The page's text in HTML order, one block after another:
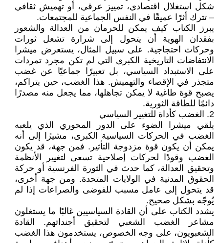
شكل استغلال اقتصادي، تمييز عرقي، أو تهميش ثقافي
– تترك أثرًا عميقًا في النفس الجماعية للمجتمعات.
يبرز الكتاب كيف يمكن للحرمان من العدالة والشعور
بفقدان الهوية أن يتحول إلى شرارة تشعل ثورات
وحركات احتجاجية. على سبيل المثال، يستعرض ميشرا
الانتفاضات التاريخية الكبرى التي لم تكن مجرد تمردات
على الاستبداد السياسي، بل تعبيرًا جماعيًا عن غضب
متجذر في الإقصاء والتهميش. هذا الغضب، حين يتراكم،
يصبح قوة طاغية لا يمكن تجاهلها، مما يجعل منه مصدرًا
دائمًا للطاقة الثورية.
2. الغضب كأداة للتغيير السياسي
يلقي ميشرا الضوء على الدور المحوري الذي يلعبه
الغضب في الحركات السياسية الكبرى، مشيرًا إلى أنه
يمكن أن يكون قوة مزدوجة التأثير. فمن جهة، قد يكون
الغضب وقودًا لحركات إصلاحية تسعى لتغيير الأنظمة
وتحقيق العدالة، كما حدث في الثورة الفرنسية أو حركة
الحقوق المدنية في الولايات المتحدة. ومن جهة أخرى،
قد يتحول إلى عامل مسبب للفوضى والصراعات إذا لم
يُوجّه بشكل صحيح.
يشدد الكتاب على أن القادة السياسيين غالبًا ما يستغلون
مشاعر الغضب الشعبي لتحقيق أجنداتهم. القادة
الشعبويون، على وجه الخصوص، يستخدمون هذا الغضب